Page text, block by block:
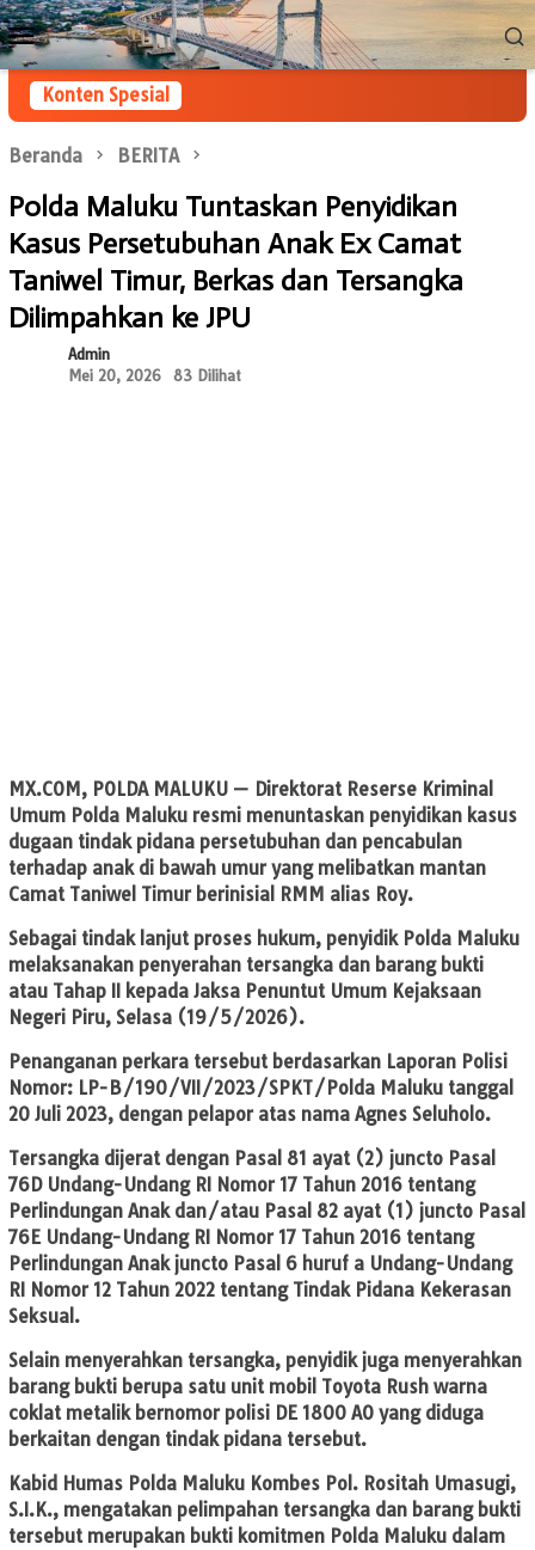
Loncat
ke
konten
Menu
Mobile
Konten Spesial
Beranda BERITA
Polda Maluku Tuntaskan Penyidikan
Kasus Persetubuhan Anak Ex Camat
Taniwel Timur, Berkas dan Tersangka
Dilimpahkan ke JPU
Admin
Mei 20, 2026
83 Dilihat
MX.COM , POLDA MALUKU — Direktorat Reserse Kriminal
Umum Polda Maluku resmi menuntaskan penyidikan kasus
dugaan tindak pidana persetubuhan dan pencabulan
terhadap anak di bawah umur yang melibatkan mantan
Camat Taniwel Timur berinisial RMM alias Roy.
Sebagai tindak lanjut proses hukum, penyidik Polda Maluku
melaksanakan penyerahan tersangka dan barang bukti
atau Tahap II kepada Jaksa Penuntut Umum Kejaksaan
Negeri Piru, Selasa (19/5/2026).
Penanganan perkara tersebut berdasarkan Laporan Polisi
Nomor: LP-B/190/VII/2023/SPKT/Polda Maluku tanggal
20 Juli 2023, dengan pelapor atas nama Agnes Seluholo.
Tersangka dijerat dengan Pasal 81 ayat (2) juncto Pasal
76D Undang-Undang RI Nomor 17 Tahun 2016 tentang
Perlindungan Anak dan/atau Pasal 82 ayat (1) juncto Pasal
76E Undang-Undang RI Nomor 17 Tahun 2016 tentang
Perlindungan Anak juncto Pasal 6 huruf a Undang-Undang
RI Nomor 12 Tahun 2022 tentang Tindak Pidana Kekerasan
Seksual.
Selain menyerahkan tersangka, penyidik juga menyerahkan
barang bukti berupa satu unit mobil Toyota Rush warna
coklat metalik bernomor polisi DE 1800 AO yang diduga
berkaitan dengan tindak pidana tersebut.
Kabid Humas Polda Maluku Kombes Pol. Rositah Umasugi,
S.I.K., mengatakan pelimpahan tersangka dan barang bukti
tersebut merupakan bukti komitmen Polda Maluku dalam